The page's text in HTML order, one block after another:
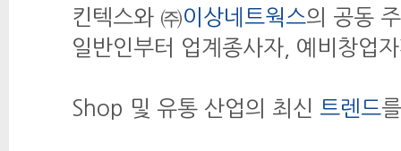
킨텍스와 ㈜이상네트웍스의 공동
일반인부터 업계종사자, 예비창업
Shop 및 유통 산업의 최신 트렌드